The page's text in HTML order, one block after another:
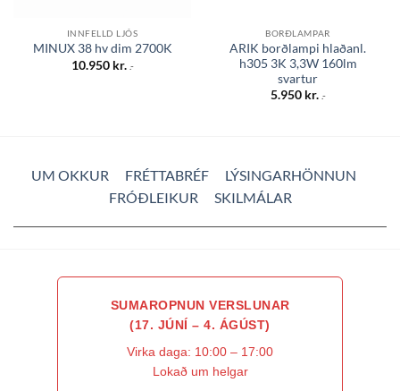
INNFELLD LJÓS
MINUX 38 hv dim 2700K
10.950 kr. .-
BORÐLAMPAR
ARIK borðlampi hlaðanl.
h305 3K 3,3W 160lm
svartur
5.950 kr. .-
UM OKKUR FRÉTTABRÉF
LÝSINGARHÖNNUN
FRÓÐLEIKUR
SKILMÁLAR
SUMAROPNUN VERSLUNAR
(17. JÚNÍ – 4. ÁGÚST)
Virka daga: 10:00 – 17:00
Lokað um helgar